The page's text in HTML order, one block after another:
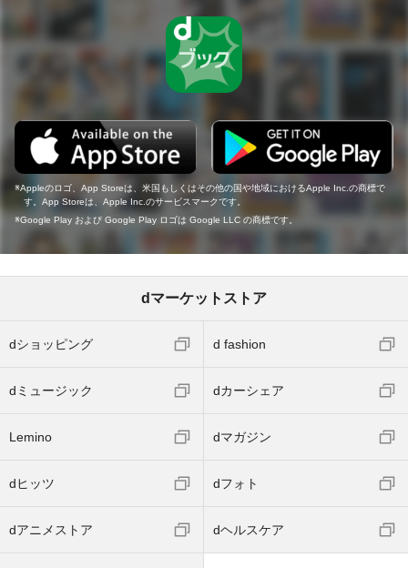
Appleのロゴ、App Storeは、米国もしくはその他の国や地域におけるApple Inc.の商標で
す。App Storeは、Apple Inc.のサービスマークです。
Google Play および Google Play ロゴは Google LLC の商標です。
dマーケットストア
dショッピング d fashion
dミュージック dカーシェア
Lemino dマガジン
dヒッツ dフォト
dアニメストア dヘルスケア